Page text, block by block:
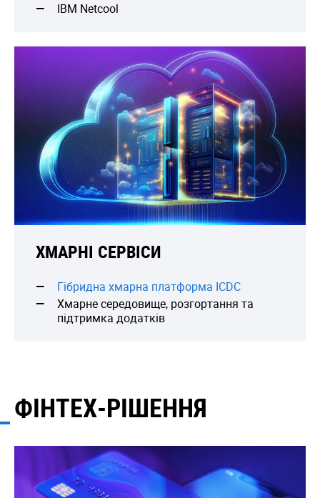
IBM Netcool
ХМАРНІ СЕРВІСИ
Гібридна хмарна платформа ICDC
Хмарне середовище, розгортання та
підтримка додатків
ФІНТЕХ-РІШЕННЯ